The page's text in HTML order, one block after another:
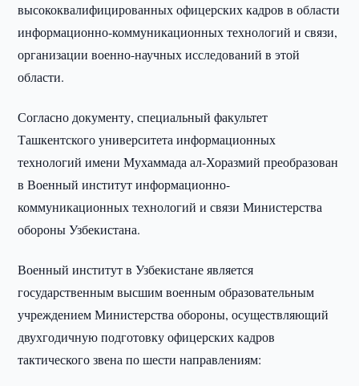
высококвалифицированных офицерских кадров в области
информационно-коммуникационных технологий и связи,
организации военно-научных исследований в этой
области.
Согласно документу, специальный факультет
Ташкентского университета информационных
технологий имени Мухаммада ал-Хоразмий преобразован
в Военный институт информационно-
коммуникационных технологий и связи Министерства
обороны Узбекистана.
Военный институт в Узбекистане является
государственным высшим военным образовательным
учреждением Министерства обороны, осуществляющий
двухгодичную подготовку офицерских кадров
тактического звена по шести направлениям: